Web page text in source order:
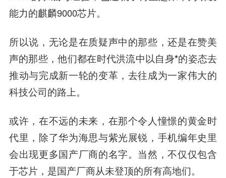
能力的麒麟9000芯片。
所以说，无论是在质疑声中的那些，还是在赞美
声的那些，他们都在时代洪流中以自身*的姿态去
推动与完成新一轮的变革，去往成为一家伟大的
科技公司的路上。
或许，在不远的未来，在那个令人憧憬的黄金时
代里，除了华为海思与紫光展锐，手机编年史里
会出现更多国产厂商的名字。当然，不仅仅包含
于芯片，是国产厂商从未登顶的所有高地们。